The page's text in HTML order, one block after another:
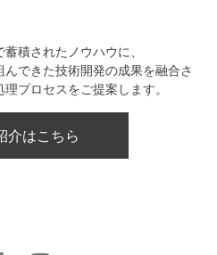
積されたノウハウに、
できた技術開発の成果を融合さ
プロセスをご提案します。
介はこちら